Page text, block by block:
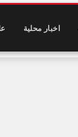
اخبار محلية